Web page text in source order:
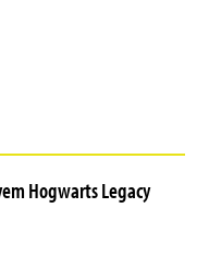
Hogwarts Legacy